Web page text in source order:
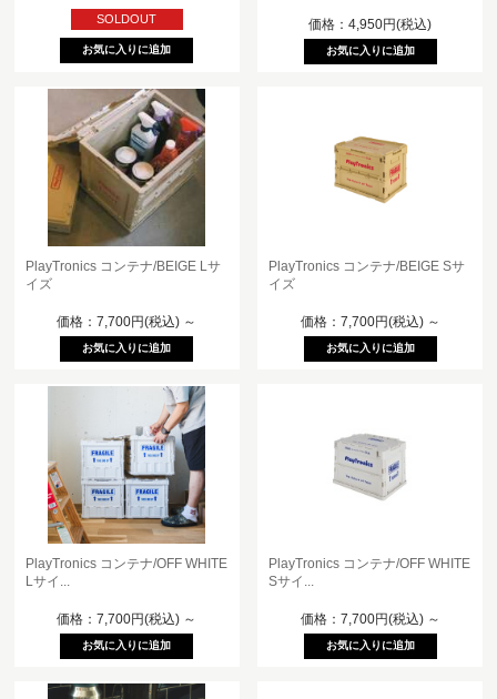
SOLDOUT 価格：4,950円(税込)
PlayTronics コンテナ/BEIGE Lサ
イズ
価格：7,700円(税込) ～
PlayTronics コンテナ/BEIGE Sサ
イズ
価格：7,700円(税込) ～
PlayTronics コンテナ/OFF WHITE
Lサイ...
価格：7,700円(税込) ～
PlayTronics コンテナ/OFF WHITE
Sサイ...
価格：7,700円(税込) ～